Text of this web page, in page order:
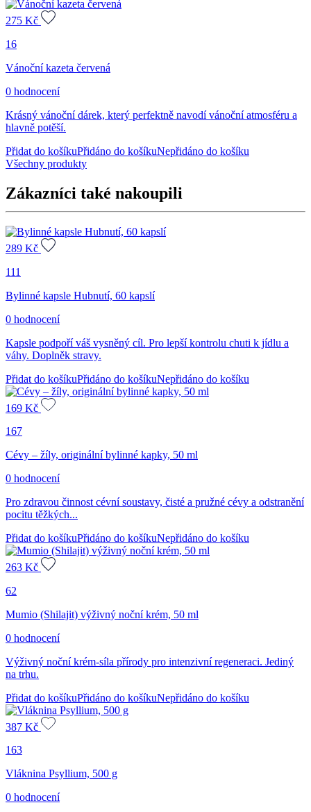
275 Kč
16
Vánoční kazeta červená
0 hodnocení
Krásný vánoční dárek, který perfektně navodí vánoční atmosféru a
hlavně potěší.
Přidat do košíkuPřidáno do košíkuNepřidáno do košíku
Všechny produkty
Zákazníci také nakoupili
289 Kč
111
Bylinné kapsle Hubnutí, 60 kapslí
0 hodnocení
Kapsle podpoří váš vysněný cíl. Pro lepší kontrolu chuti k jídlu a
váhy. Doplněk stravy.
Přidat do košíkuPřidáno do košíkuNepřidáno do košíku
169 Kč
167
Cévy – žíly, originální bylinné kapky, 50 ml
0 hodnocení
Pro zdravou činnost cévní soustavy, čisté a pružné cévy a odstranění
pocitu těžkých...
Přidat do košíkuPřidáno do košíkuNepřidáno do košíku
263 Kč
62
Mumio (Shilajit) výživný noční krém, 50 ml
0 hodnocení
Výživný noční krém-síla přírody pro intenzivní regeneraci. Jediný
na trhu.
Přidat do košíkuPřidáno do košíkuNepřidáno do košíku
387 Kč
163
Vláknina Psyllium, 500 g
0 hodnocení